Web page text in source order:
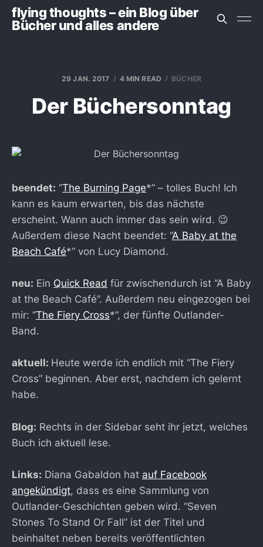
flying thoughts – ein Blog über
Bücher und alles andere
29 JAN. 2017 4 MIN READ BÜCHER
Der Büchersonntag
beendet: “The Burning Page*” – tolles Buch! Ich
kann es kaum erwarten, bis das nächste
erscheint. Wann auch immer das sein wird. 😉
Außerdem diese Nacht beendet: “A Baby at the
Beach Café*” von Lucy Diamond.
neu: Ein Quick Read für zwischendurch ist “A Baby
at the Beach Café”. Außerdem neu eingezogen bei
mir: “The Fiery Cross*”, der fünfte Outlander-
Band.
aktuell: Heute werde ich endlich mit “The Fiery
Cross” beginnen. Aber erst, nachdem ich gelernt
habe.
Blog: Rechts in der Sidebar seht ihr jetzt, welches
Buch ich aktuell lese.
Links: Diana Gabaldon hat auf Facebook
angekündigt, dass es eine Sammlung von
Outlander-Geschichten geben wird. “Seven
Stones To Stand Or Fall” ist der Titel und
beinhaltet neben bereits veröffentlichten